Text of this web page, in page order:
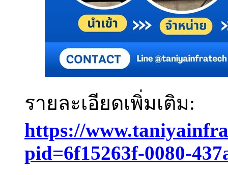
รายละเอียดเพิ่มเติม:
https://
pid=6f15263f-0080-